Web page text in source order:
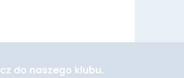
do naszego klubu.